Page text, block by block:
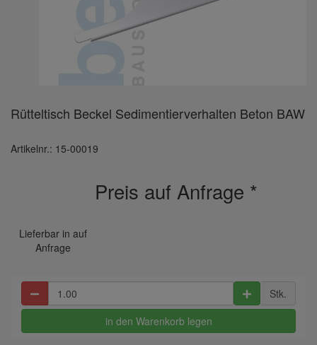
Rütteltisch Beckel Sedimentierverhalten Beton BAW
Artikelnr.: 15-00019
Preis auf Anfrage *
Lieferbar in auf
Anfrage
Stk.
in den Warenkorb legen